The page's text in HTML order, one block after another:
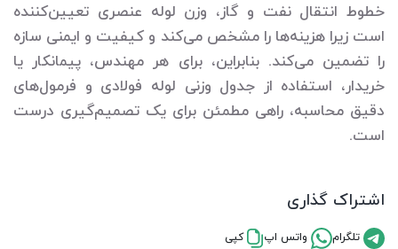
خطوط انتقال نفت و گاز، وزن لوله عنصری تعیین‌کننده
است زیرا هزینه‌ها را مشخص می‌کند و کیفیت و ایمنی سازه
را تضمین می‌کند. بنابراین، برای هر مهندس، پیمانکار یا
خریدار، استفاده از جدول وزنی لوله فولادی و فرمول‌های
دقیق محاسبه، راهی مطمئن برای یک تصمیم‌گیری درست
است.
اشتراک گذاری
تلگرام واتس اپ کپی